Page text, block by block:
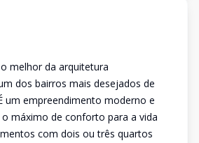
melhor da arquitetura
dos bairros mais desejados de
um empreendimento moderno e
máximo de conforto para a vida
com dois ou três quartos